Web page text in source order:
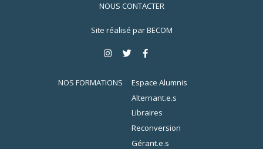
NOUS CONTACTER
Site réalisé parBECOM
NOS FORMATIONS
Espace Alumnis
Alternant.e.s
Libraires
Reconversion
Gérant.e.s